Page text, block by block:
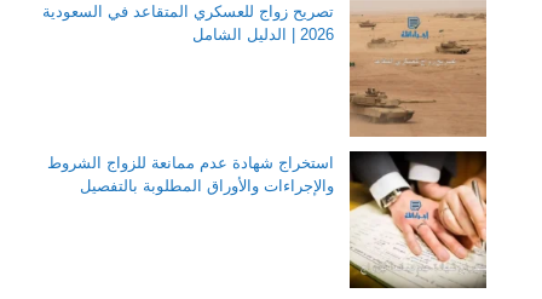
تصريح زواج للعسكري المتقاعد في السعودية
2026 | الدليل الشامل
استخراج شهادة عدم ممانعة للزواج الشروط
والإجراءات والأوراق المطلوبة بالتفصيل